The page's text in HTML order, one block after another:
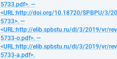
5733.pdf>. —
<URL:http://doi.org/10.18720/SPBPU/3/
5733>. —
<URL:http://elib.spbstu.ru/dl/3/2019/vr/
5733-o.pdf>. —
<URL:http://elib.spbstu.ru/dl/3/2019/vr/
5733-a.pdf>.